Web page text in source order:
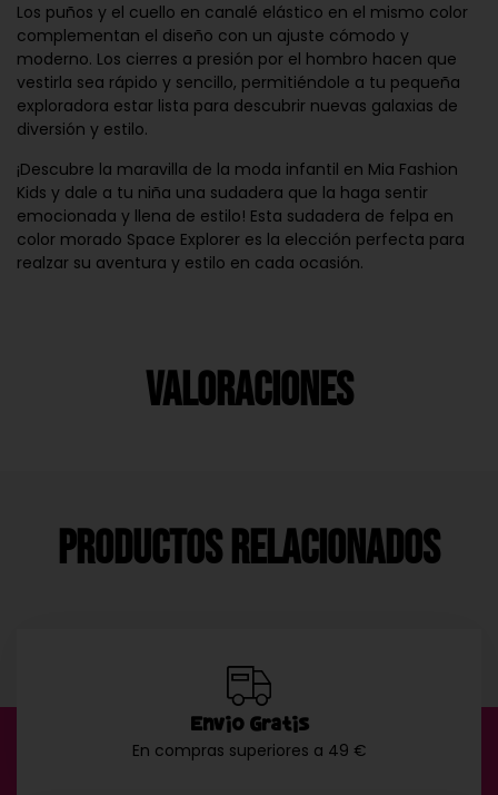
Los puños y el cuello en canalé elástico en el mismo color
complementan el diseño con un ajuste cómodo y
moderno. Los cierres a presión por el hombro hacen que
vestirla sea rápido y sencillo, permitiéndole a tu pequeña
exploradora estar lista para descubrir nuevas galaxias de
diversión y estilo.
¡Descubre la maravilla de la moda infantil en Mia Fashion
Kids y dale a tu niña una sudadera que la haga sentir
emocionada y llena de estilo! Esta sudadera de felpa en
color morado Space Explorer es la elección perfecta para
realzar su aventura y estilo en cada ocasión.
Valoraciones
Productos Relacionados
Envío Gratis
En compras superiores a 49 €